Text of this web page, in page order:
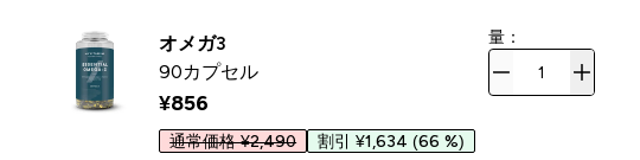
オメガ3
90カプセル
¥856‎
通常価格 ¥2,490 割引 ¥1,634 (66 %)
量：